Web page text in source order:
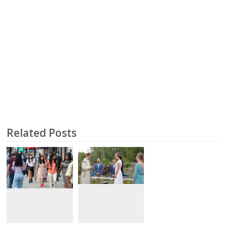
Related Posts